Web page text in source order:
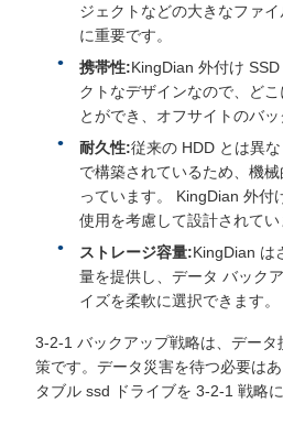
ジェクトなどの大きなファ
に重要です。
携帯性:KingDian 外付け
クトなデザインなので、ど
とができ、オフサイトのバッ
耐久性:従来の HDD とは異
で構築されているため、機
っています。 KingDian 外付
使用を考慮して設計されてい
ストレージ容量:KingDian は
量を提供し、データ バック
イズを柔軟に選択できます。
3-2-1 バックアップ戦略は、データ
策です。データ災害を待つ必要は
タブル ssd ドライブを 3-2-1 戦略